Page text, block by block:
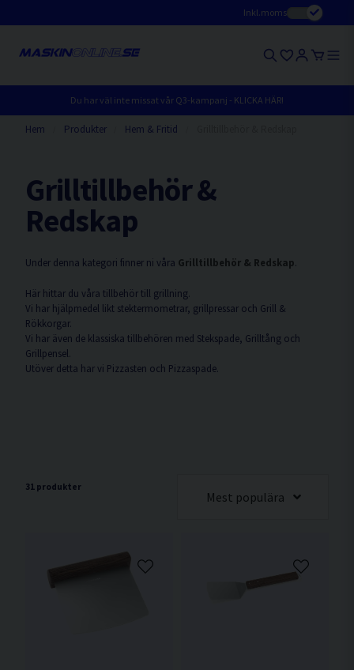
Inkl.moms
Du har väl inte missat vår Q3-kampanj - KLICKA HÄR!
Hem Produkter Hem & Fritid
Grilltillbehör &
Redskap
Under denna kategori finner ni våra Grilltillbehör & Redskap
Här hittar du våra tillbehör till grillning.
Vi har hjälpmedel likt stektermometrar, grillpressar och Grill &
Rökkorgar.
Vi har även de klassiska tillbehören med Stekspade, Grilltång och
Grillpensel.
Utöver detta har vi Pizzasten och Pizzaspade.
31 produkter
Mest populära